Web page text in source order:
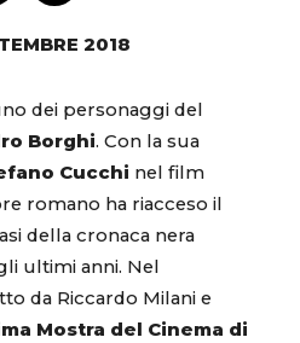
2018
dei personaggi del
Borghi. Con la sua
Cucchi nel film
romano ha riacceso il
della cronaca nera
ultimi anni. Nel
da Riccardo Milani e
Mostra del Cinema di